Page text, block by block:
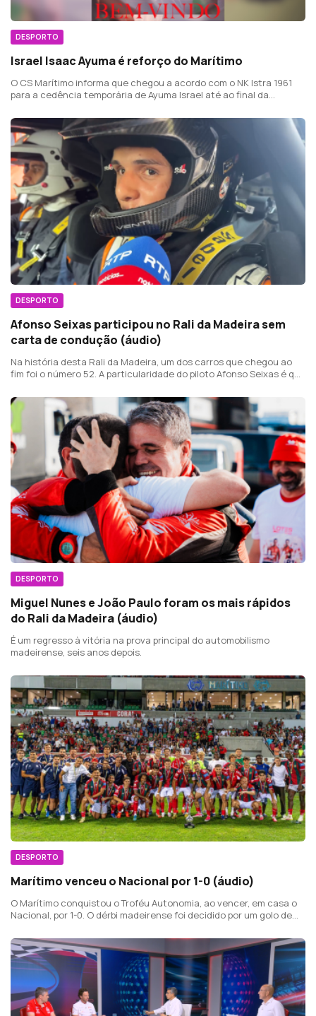
DESPORTO
Israel Isaac Ayuma é reforço do Marítimo
O CS Marítimo informa que chegou a acordo com o NK Istra 1961
para a cedência temporária de Ayuma Israel até ao final da
DESPORTO
Afonso Seixas participou no Rali da Madeira sem
carta de condução (áudio)
Na história desta Rali da Madeira, um dos carros que chegou ao
fim foi o número 52. A particularidade do piloto Afonso Seixas é que
DESPORTO
Miguel Nunes e João Paulo foram os mais rápidos
do Rali da Madeira (áudio)
É um regresso à vitória na prova principal do automobilismo
madeirense, seis anos depois.
DESPORTO
Marítimo venceu o Nacional por 1-0 (áudio)
O Marítimo conquistou o Troféu Autonomia, ao vencer, em casa o
Nacional, por 1-0. O dérbi madeirense foi decidido por um golo de